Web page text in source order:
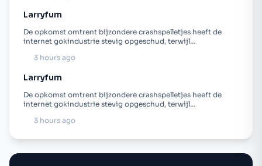
Larryfum
De opkomst omtrent bijzondere crashspelletjes heeft de
internet gokindustrie stevig opgeschud, terwijl…
3 hours ago
Larryfum
De opkomst omtrent bijzondere crashspelletjes heeft de
internet gokindustrie stevig opgeschud, terwijl…
3 hours ago